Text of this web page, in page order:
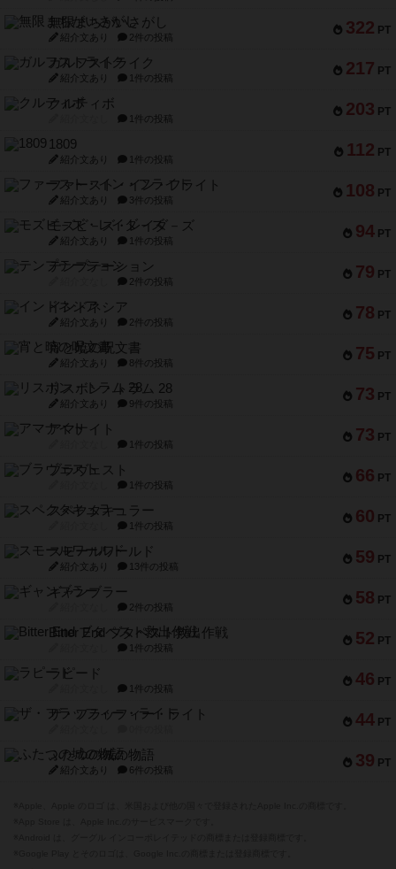
322 PT
無限まちがいさがし
紹介文あり 2件の投稿
217 PT
ガルフストライク
紹介文あり 1件の投稿
203 PT
クルティボ
1件の投稿
112 PT
1809
紹介文あり 1件の投稿
108 PT
ファースト・イン・フライト
紹介文あり 3件の投稿
94 PT
モズビ－ズ・レイダ－ズ
紹介文あり 1件の投稿
79 PT
テンプテーション
2件の投稿
78 PT
インドネシア
紹介文あり 2件の投稿
75 PT
宵と暁の呪文書
紹介文あり 8件の投稿
73 PT
リスボン・トラム 28
紹介文あり 9件の投稿
73 PT
アマナイト
1件の投稿
66 PT
ブラヴェスト
1件の投稿
60 PT
スペクタキュラー
1件の投稿
59 PT
スモールワールド
紹介文あり 13件の投稿
58 PT
ギャンブラー
2件の投稿
52 PT
Bitter End ブタペスト救出作戦
1件の投稿
46 PT
ラピード
1件の投稿
44 PT
ザ・フラッフィー・ライト
39 PT
ふたつの城の物語
紹介文あり 6件の投稿